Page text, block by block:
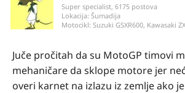
Super specialist, 6175 postova
Lokacija: Šumadija
Motocikl: Suzuki GSXR600, Kawasaki
Juče pročitah da su MotoGP timovi
mehaničare da sklope motore jer
overi karnet na izlazu iz zemlje ako